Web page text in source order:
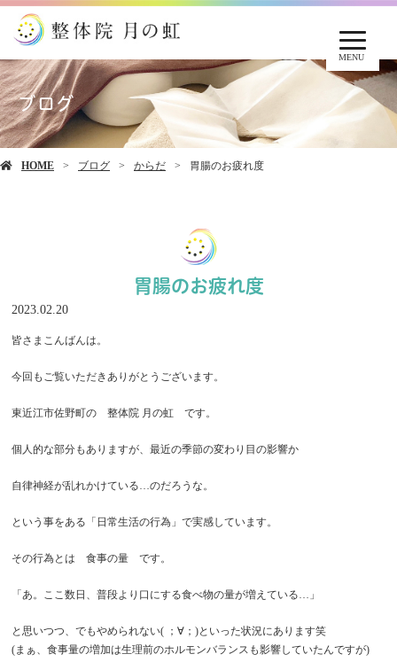
MENU
ブログ
HOME ブログ からだ 胃腸のお疲れ度
胃腸のお疲れ度
2023.02.20
皆さまこんばんは。
今回もご覧いただきありがとうございます。
東近江市佐野町の 整体院 月の虹 です。
個人的な部分もありますが、最近の季節の変わり目の影響か
自律神経が乱れかけている…のだろうな。
という事をある「日常生活の行為」で実感しています。
その行為とは 食事の量 です。
「あ。ここ数日、普段より口にする食べ物の量が増えている…」
と思いつつ、でもやめられない( ；∀；)といった状況にあります笑
(まぁ、食事量の増加は生理前のホルモンバランスも影響していたんですが)